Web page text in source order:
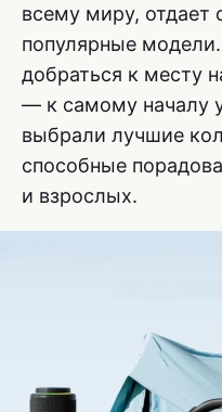
всему миру,
популярные
добраться к месту
— к самому началу
выбрали лучшие
способные
и взрослых.